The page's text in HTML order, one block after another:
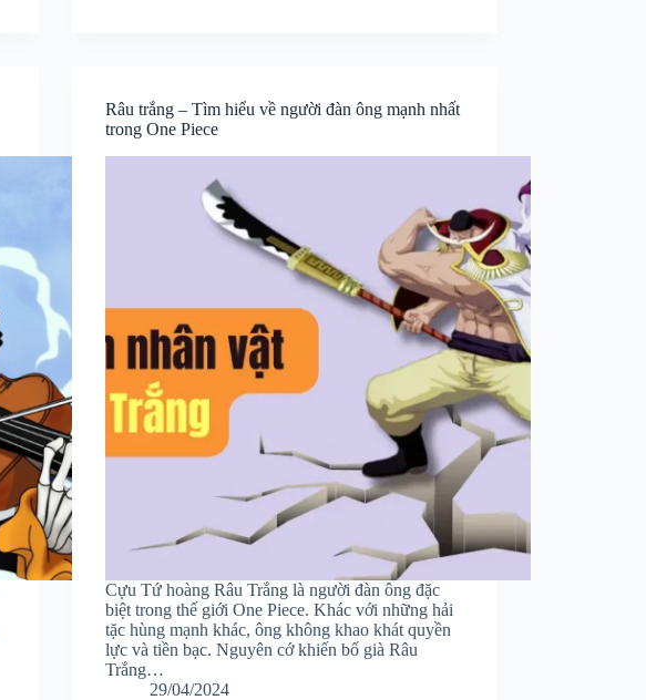
Râu trắng – Tìm hiểu về người đàn ông mạnh nhất
trong One Piece
Cựu Tứ hoàng Râu Trắng là người đàn ông đặc
biệt trong thế giới One Piece. Khác với những hải
tặc hùng mạnh khác, ông không khao khát quyền
lực và tiền bạc. Nguyên cớ khiến bố già Râu
Trắng…
29/04/2024